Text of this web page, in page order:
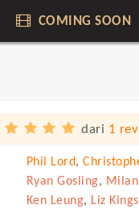
COMING SOON
dari 1
Phil Lord,
Ryan Gosling,
Ken Leung, Liz